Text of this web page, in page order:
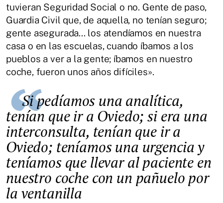
tuvieran Seguridad Social o no. Gente de paso,
Guardia Civil que, de aquella, no tenían seguro;
gente asegurada... los atendíamos en nuestra
casa o en las escuelas, cuando íbamos a los
pueblos a ver a la gente; íbamos en nuestro
coche, fueron unos años difíciles».
Si pedíamos una analítica,
tenían que ir a Oviedo; si era una
interconsulta, tenían que ir a
Oviedo; teníamos una urgencia y
teníamos que llevar al paciente en
nuestro coche con un pañuelo por
la ventanilla